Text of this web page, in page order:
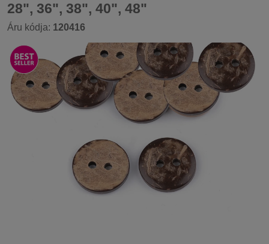
28", 36", 38", 40", 48"
Áru kódja: 120416